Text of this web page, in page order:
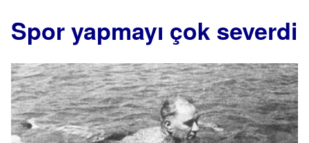
Spor yapmayı çok severdi